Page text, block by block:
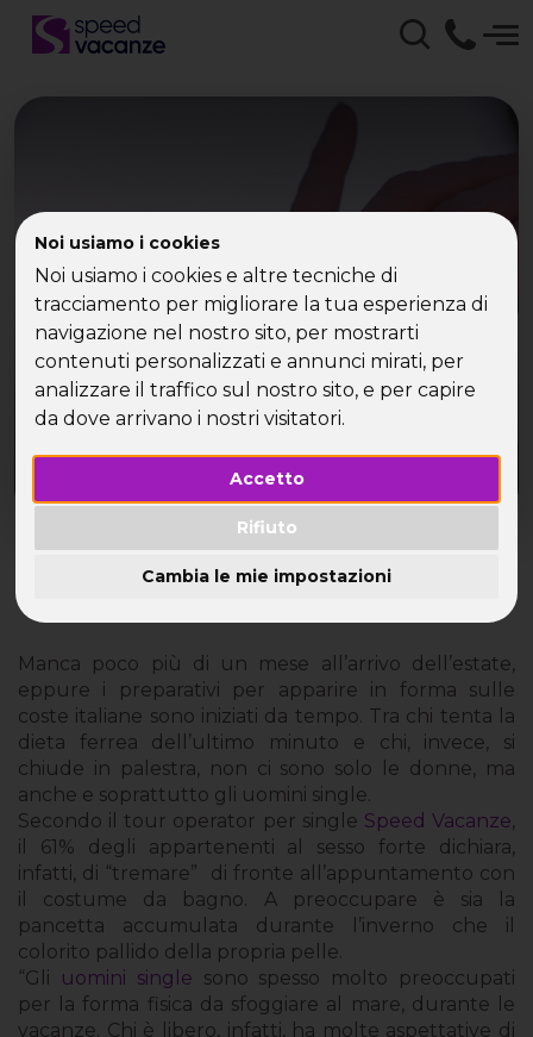
Noi usiamo i cookies
Noi usiamo i cookies e altre tecniche di
tracciamento per migliorare la tua esperienza di
navigazione nel nostro sito, per mostrarti
contenuti personalizzati e annunci mirati, per
analizzare il traffico sul nostro sito, e per capire
da dove arrivano i nostri visitatori.
Accetto
Rifiuto
Cambia le mie impostazioni
La prova costume
spaventa anche lui
Il 61% degli uomini single teme il ritorno in spiaggia
Manca poco più di un mese all’arrivo dell’estate,
eppure i preparativi per apparire in forma sulle
coste italiane sono iniziati da tempo. Tra chi tenta la
dieta ferrea dell’ultimo minuto e chi, invece, si
chiude in palestra, non ci sono solo le donne, ma
anche e soprattutto gli uomini single.
Secondo il tour operator per single Speed Vacanze,
il 61% degli appartenenti al sesso forte dichiara,
infatti, di “tremare” di fronte all’appuntamento con
il costume da bagno. A preoccupare è sia la
pancetta accumulata durante l’inverno che il
colorito pallido della propria pelle.
“Gli
uomini single sono spesso molto preoccupati
per la forma fisica da sfoggiare al mare, durante le
vacanze. Chi è libero, infatti, ha molte aspettative di